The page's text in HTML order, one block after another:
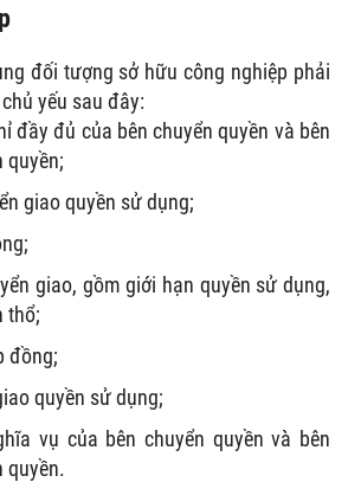
đối tượng sở hữu công nghiệp phải
yếu sau đây:
đầy đủ của bên chuyển quyền và bên
quyền;
giao quyền sử dụng;
giao, gồm giới hạn quyền sử dụng,
thổ;
đồng;
quyền sử dụng;
vụ của bên chuyển quyền và bên
quyền.